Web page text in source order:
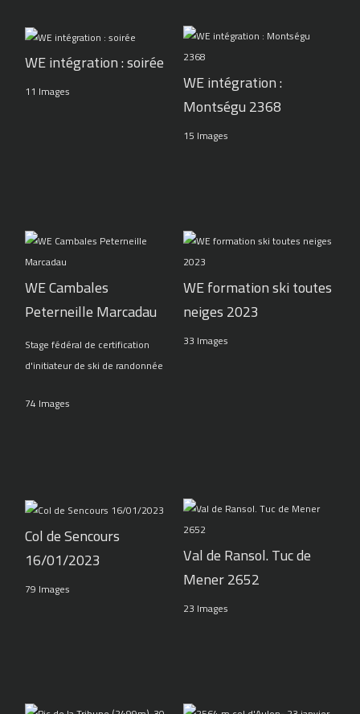
WE intégration : soirée
11 Images
WE intégration :
Montségu 2368
15 Images
WE Cambales
Peterneille Marcadau
Stage fédéral de certification
d'initiateur de ski de randonnée
74 Images
WE formation ski toutes
neiges 2023
33 Images
Col de Sencours
16/01/2023
79 Images
Val de Ransol. Tuc de
Mener 2652
23 Images